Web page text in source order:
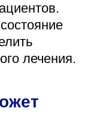
лечения.